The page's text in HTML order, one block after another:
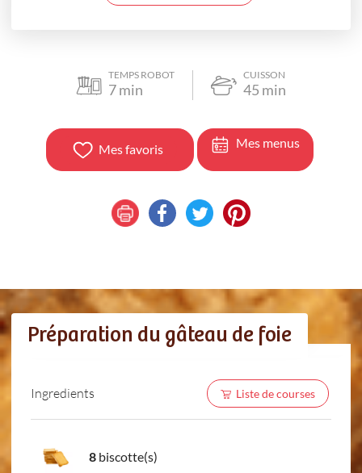
TEMPS ROBOT
7min
CUISSON
45 min
Mes favoris Mes menus
Préparation du gâteau de foie
Ingredients Liste de courses
8 biscotte(s)